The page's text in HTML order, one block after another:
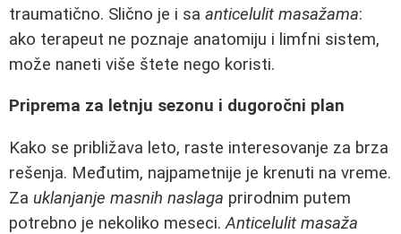
traumatično. Slično je i sa anticelulit masažama:
ako terapeut ne poznaje anatomiju i limfni sistem,
može naneti više štete nego koristi.
Priprema za letnju sezonu i dugoročni plan
Kako se približava leto, raste interesovanje za brza
rešenja. Međutim, najpametnije je krenuti na vreme.
Za uklanjanje masnih naslaga prirodnim putem
potrebno je nekoliko meseci.Anticelulit masaža